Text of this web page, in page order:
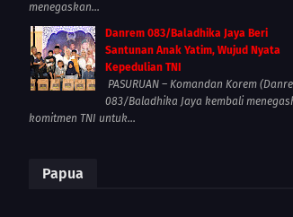
menegaskan...
Danrem 083/Baladhika Jaya Beri
Santunan Anak Yatim, Wujud Nyata
Kepedulian TNI
PASURUAN – Komandan Korem
083/Baladhika Jaya kembali
komitmen TNI untuk...
Papua